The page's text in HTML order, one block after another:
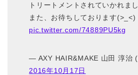
トリートメントされていかれまし
また、お待ちしております(>_<)
pic.twitter.com/74889PU5kg
— AXY HAIR&MAKE 山田 淳治
2016年10月17日